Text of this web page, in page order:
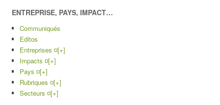
ENTREPRISE, PAYS, IMPACT…
Communiqués
Editos
Entreprises ¤[+]
Impacts ¤[+]
Pays ¤[+]
Rubriques ¤[+]
Secteurs ¤[+]